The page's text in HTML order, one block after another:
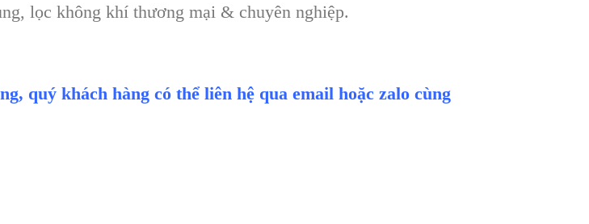
lọc không khí thương mại & chuyên nghiệp.
quý khách hàng có thể liên hệ qua email hoặc zalo cùng